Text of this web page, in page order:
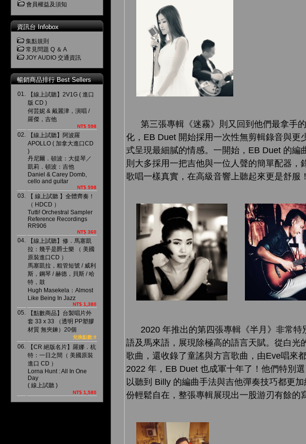
會員權益及須知
資訊台 Infobox
集點規則
常見問題 Q ＆ A
JOY AUDIO 交通資訊
暢銷商品排行 Best Sellers
01.
【線上試聽】2V1G ( 進口
版 CD )
何芸妮 & 戴麗津，演唱 /
羅傑，吉他
NT$ 598
02.
【線上試聽】阿波羅
APOLLO ( 加拿大進口CD
)
丹尼爾．頓波：大提琴／
凱莉．頓波：吉他
Daniel & Carey Domb,
cello and guitar
NT$ 598
03.
【 線上試聽 】全體齊奏！
（ HDCD ）
Tutti! Orchestral Sampler
Reference Recordings
RR906
NT$ 360
04.
【線上試聽】修．馬塞凱
拉：幾乎是爵士樂 （ 美國
原裝進口CD ）
馬塞凱拉，粗管短號 / 威利
斯，鋼琴 / 赫德，貝斯 / 哈
特，鼓
Hugh Masekela：Almost
Like Being In Jazz
NT$ 1,380
05.
【點數商品】台製唱片外
套 33 x 33 （透明 PP塑膠
材質 無夾鍊）20個
兌換點數:9
06.
【CR 絕版名片】羅娜．杭
特：一日之間（ 美國原裝
進口 CD ）
Lorna Hunt : All In One
Day
( 線上試聽 )
NT$ 1,580
第三張專輯《迷霧》則又回到他們最拿手
化，EB Duet 開始採用一次性無剪輯錄音與
式呈現最細膩的情感。一開始，EB Duet 的
則大多採用一把吉他與一位人聲的簡單配器
歌唱一樣真實，在高級音響上聽起來更是舒服！
2020 年推出的第四張專輯《半月》非常特
語及馬來語，展現除極高的語言天賦。從白
歌曲，還收錄了童謠與方言歌曲，由Eve唱來
2022 年，EB Duet 也成軍十年了！他們特別
以聽到 Billy 的編曲手法與吉他彈奏技巧都更
份輕鬆自在，整張專輯展現出一股游刃有餘的